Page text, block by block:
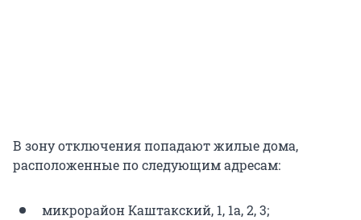
В зону отключения попадают жилые дома,
расположенные по следующим адресам:
микрорайон Каштакский, 1, 1а, 2, 3;